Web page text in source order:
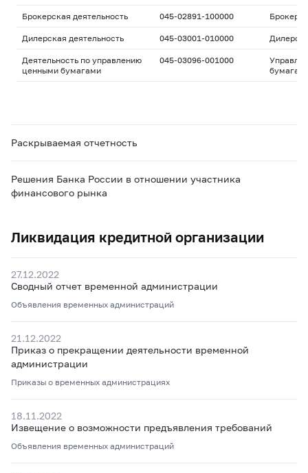
Брокерская деятельность 045-02891-100000
Дилерская деятельность 045-03001-010000
Деятельность по управлению
ценными бумагами
045-03096-001000
Раскрываемая отчетность
Решения Банка России в отношении участника
финансового рынка
Ликвидация кредитной организации
27.12.2022
Сводный отчет временной администрации
Объявления временных администраций
21.12.2022
Приказ о прекращении деятельности временной
администрации
Приказы о временных администрациях
18.11.2022
Извещение о возможности предъявления требований
Объявления временных администраций